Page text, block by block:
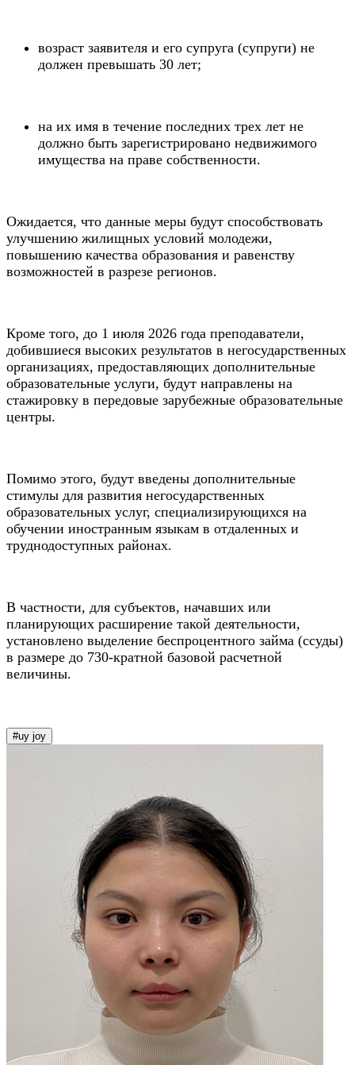
возраст заявителя и его супруга (супруги) не
должен превышать 30 лет;
на их имя в течение последних трех лет не
должно быть зарегистрировано недвижимого
имущества на праве собственности.
Ожидается, что данные меры будут способствовать
улучшению жилищных условий молодежи,
повышению качества образования и равенству
возможностей в разрезе регионов.
Кроме того, до 1 июля 2026 года преподаватели,
добившиеся высоких результатов в негосударственных
организациях, предоставляющих дополнительные
образовательные услуги, будут направлены на
стажировку в передовые зарубежные образовательные
центры.
Помимо этого, будут введены дополнительные
стимулы для развития негосударственных
образовательных услуг, специализирующихся на
обучении иностранным языкам в отдаленных и
труднодоступных районах.
В частности, для субъектов, начавших или
планирующих расширение такой деятельности,
установлено выделение беспроцентного займа (ссуды)
в размере до 730-кратной базовой расчетной
величины.
#uy joy